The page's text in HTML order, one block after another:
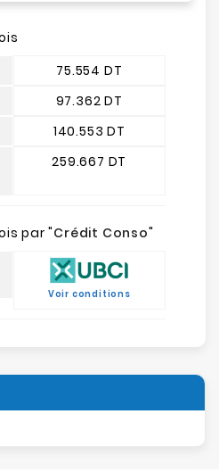
75.554 DT
97.362 DT
140.553 DT
259.667 DT
par "Crédit Conso"
Voir conditions